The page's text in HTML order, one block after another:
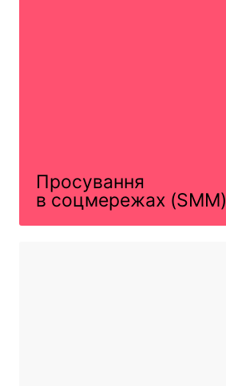
Просування
в соцмережах (SMM)